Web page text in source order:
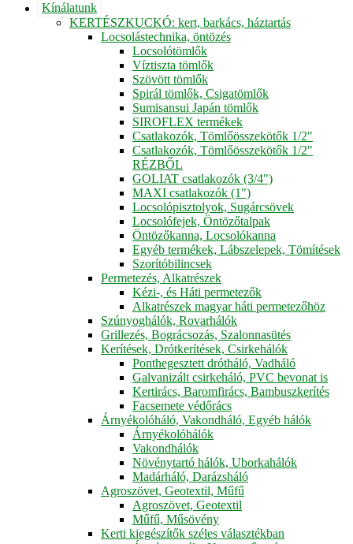
Kínálatunk
KERTÉSZKUCKÓ: kert, barkács, háztartás
Locsolástechnika, öntözés
Locsolótömlők
Víztiszta tömlők
Szövött tömlők
Spirál tömlők, Csigatömlők
Sumisansui Japán tömlők
SIROFLEX termékek
Csatlakozók, Tömlőösszekötők 1/2"
Csatlakozók, Tömlőösszekötők 1/2"
RÉZBŐL
GOLIAT csatlakozók (3/4")
MAXI csatlakozók (1")
Locsolópisztolyok, Sugárcsövek
Locsolófejek, Öntözőtalpak
Öntözőkanna, Locsolókanna
Egyéb termékek, Lábszelepek, Tömítések
Szorítóbilincsek
Permetezés, Alkatrészek
Kézi-, és Háti permetezők
Alkatrészek magyar háti permetezőhöz
Szúnyoghálók, Rovarhálók
Grillezés, Bográcsozás, Szalonnasütés
Kerítések, Drótkerítések, Csirkehálók
Ponthegesztett drótháló, Vadháló
Galvanizált csirkeháló, PVC bevonat is
Kertirács, Baromfirács, Bambuszkerítés
Facsemete védőrács
Árnyékolóháló, Vakondháló, Egyéb hálók
Árnyékolóhálók
Vakondhálók
Növénytartó hálók, Uborkahálók
Madárháló, Darázsháló
Agroszövet, Geotextil, Műfű
Agroszövet, Geotextil
Műfű, Műsövény
Kerti kiegészítők széles választékban